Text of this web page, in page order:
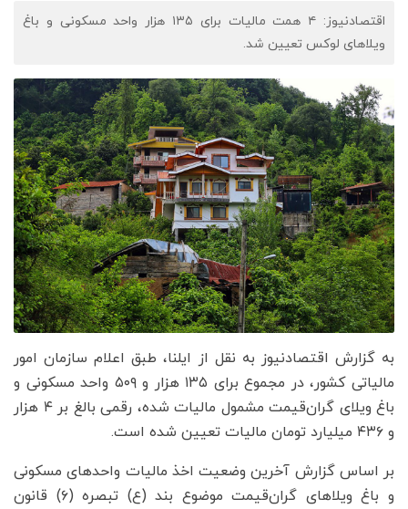
اقتصادنیوز: ۴ همت مالیات برای ۱۳۵ هزار واحد مسکونی و باغ
ویلاهای لوکس تعیین شد.
به گزارش اقتصادنیوز به نقل از ایلنا، طبق اعلام سازمان امور
مالیاتی کشور، در مجموع برای ۱۳۵ هزار و ۵۰۹ واحد مسکونی و
باغ ویلای گران‌قیمت مشمول مالیات شده، رقمی بالغ بر ۴ هزار
و ۴۳۶ میلیارد تومان مالیات تعیین شده است.
بر اساس گزارش آخرین وضعیت اخذ مالیات واحدهای مسکونی
و باغ ویلاهای گران‌قیمت موضوع بند (ع) تبصره (۶) قانون